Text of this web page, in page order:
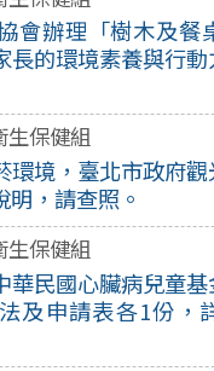
會辦理「樹木及餐
長的環境素養與行動
生保健組
環境，臺北市政府
，請查照。
生保健組
華民國心臟病兒童
及申請表各1份，